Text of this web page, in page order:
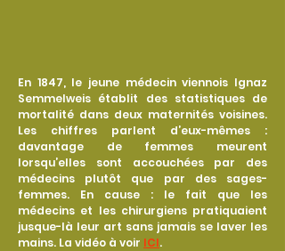
En 1847, le jeune médecin viennois Ignaz
Semmelweis établit des statistiques de
mortalité dans deux maternités voisines.
Les chiffres parlent d’eux-mêmes :
davantage de femmes meurent
lorsqu’elles sont accouchées par des
médecins plutôt que par des sages-
femmes. En cause : le fait que les
médecins et les chirurgiens pratiquaient
jusque-là leur art sans jamais se laver les
mains. La vidéo à voir ICI.